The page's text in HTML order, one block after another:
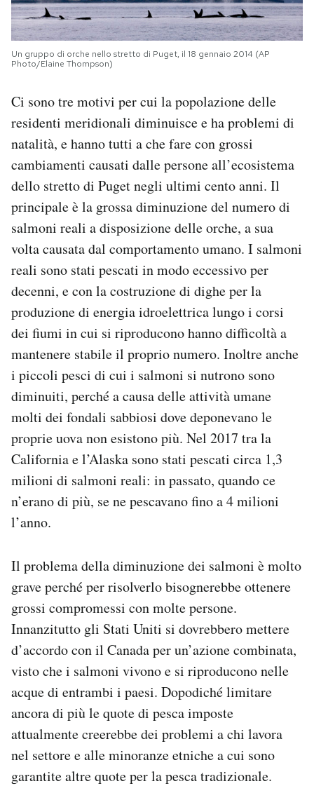
Un gruppo di orche nello stretto di Puget, il 18 gennaio 2014 (AP
Photo/Elaine Thompson)
Ci sono tre motivi per cui la popolazione delle
residenti meridionali diminuisce e ha problemi di
natalità, e hanno tutti a che fare con grossi
cambiamenti causati dalle persone all’ecosistema
dello stretto di Puget negli ultimi cento anni. Il
principale è la grossa diminuzione del numero di
salmoni reali a disposizione delle orche, a sua
volta causata dal comportamento umano. I salmoni
reali sono stati pescati in modo eccessivo per
decenni, e con la costruzione di dighe per la
produzione di energia idroelettrica lungo i corsi
dei fiumi in cui si riproducono hanno difficoltà a
mantenere stabile il proprio numero. Inoltre anche
i piccoli pesci di cui i salmoni si nutrono sono
diminuiti, perché a causa delle attività umane
molti dei fondali sabbiosi dove deponevano le
proprie uova non esistono più. Nel 2017 tra la
California e l’Alaska sono stati pescati circa 1,3
milioni di salmoni reali: in passato, quando ce
n’erano di più, se ne pescavano fino a 4 milioni
l’anno.
Il problema della diminuzione dei salmoni è molto
grave perché per risolverlo bisognerebbe ottenere
grossi compromessi con molte persone.
Innanzitutto gli Stati Uniti si dovrebbero mettere
d’accordo con il Canada per un’azione combinata,
visto che i salmoni vivono e si riproducono nelle
acque di entrambi i paesi. Dopodiché limitare
ancora di più le quote di pesca imposte
attualmente creerebbe dei problemi a chi lavora
nel settore e alle minoranze etniche a cui sono
garantite altre quote per la pesca tradizionale.